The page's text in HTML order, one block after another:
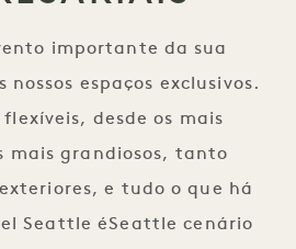
importante da sua
nossos espaços exclusivos.
flexíveis, desde os mais
mais grandiosos, tanto
e tudo o que há
Seattle éSeattle cenário